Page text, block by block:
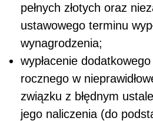
pełnych złotych oraz
ustawowego terminu
wynagrodzenia;
wypłacenie
rocznego w
związku z błędnym
jego naliczenia (do